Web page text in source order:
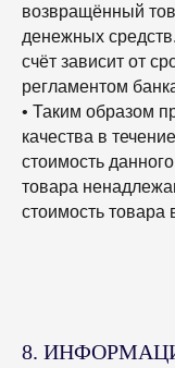
возвращённый
денежных
счёт зависит от
регламентом
• Таким образом
качества в
стоимость
товара
стоимость товара
8.